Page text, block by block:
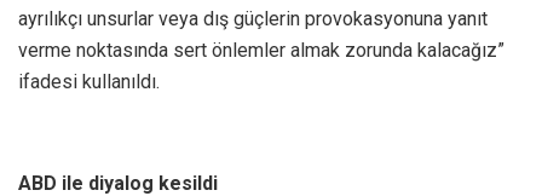
ayrılıkçı unsurlar veya dış güçlerin provokasyonuna yanıt
verme noktasında sert önlemler almak zorunda kalacağız”
ifadesi kullanıldı.
ABD ile diyalog kesildi